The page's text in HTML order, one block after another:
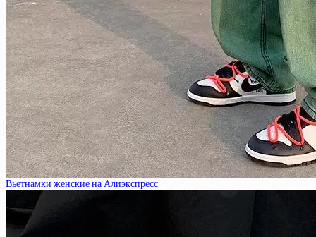
Вьетнамки женские на Алиэкспресс